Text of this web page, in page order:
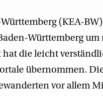
(KEA-
Württemberg um
hat die leicht
übernommen.
vor allem